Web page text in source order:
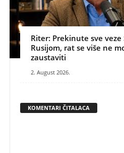
Riter: Prekinute sve veze
Rusijom, rat se više ne
zaustaviti
2. August 2026.
KOMENTARI ČITALACA